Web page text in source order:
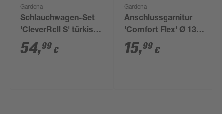
Gardena
Schlauchwagen-Set
'CleverRoll S' türkis
mit 20 m Schlauch
54,99 €
Gardena
Anschlussgarnitur
'Comfort Flex' Ø 13
mm (1/2"), 150 cm
15,99 €